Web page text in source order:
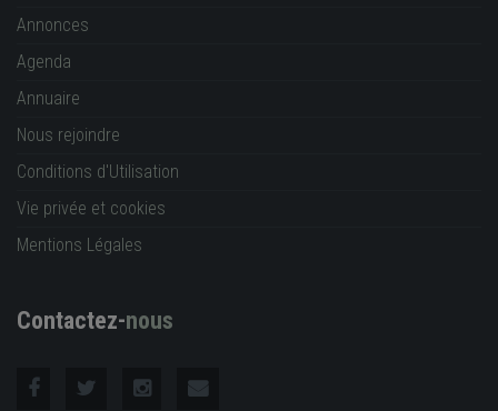
Annonces
Agenda
Annuaire
Nous rejoindre
Conditions d'Utilisation
Vie privée et cookies
Mentions Légales
Contactez-nous